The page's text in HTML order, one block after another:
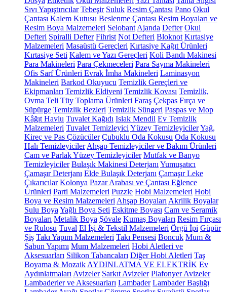
Sıvı Yapıştırıcılar Tebeşir Suluk Resim Çantası Pano Okul
Çantası Kalem Kutusu Beslenme Çantası Resim Boyaları ve
Resim Boya Malzemeleri Selobant Ajanda Defter Okul
Defteri Spiralli Defter Fihrist Not Defteri Bloknot Kırtasiye
Malzemeleri Masaüstü Gereçleri Kırtasiye Kağıt Ürünleri
Kırtasiye Seti Kalem ve Yazı Gereçleri Koli Bandı Makinesi
Para Makineleri Para Çekmeceleri Para Sayma Makineleri
Ofis Sarf Ürünleri Evrak İmha Makineleri Laminasyon
Makineleri Barkod Okuyucu Temizlik Gereçleri ve
Ekipmanları Temizlik Eldiveni Temizlik Kovası Temizlik,
Ovma Teli Tüy Toplama Ürünleri Faraş Çekpas Fırça ve
Süpürge Temizlik Bezleri Temizlik Süngeri Paspas ve Mop
Kâğıt Havlu Tuvalet Kağıdı Islak Mendil Ev Temizlik
Malzemeleri Tuvalet Temizleyici Yüzey TemizleyicilerYağ,
Kireç ve Pas Çözücüler Çubuklu Oda Kokusu Oda Kokusu
Halı Temizleyiciler Ahşap Temizleyiciler ve Bakım Ürünleri
Cam ve Parlak Yüzey Temizleyiciler Mutfak ve Banyo
Temizleyiciler Bulaşık Makinesi Deterjanı Yumuşatıcı
Çamaşır Deterjanı Elde Bulaşık Deterjanı Çamaşır Leke
Çıkarıcılar Kolonya Pazar Arabası ve Çantası Eğlence
Ürünleri Parti Malzemeleri Puzzle Hobi Malzemeleri Hobi
Boya ve Resim Malzemeleri Ahşap Boyaları Akrilik Boyalar
Sulu Boya Yağlı Boya Seti Eskitme Boyası Cam ve Seramik
Boyaları Metalik Boya Şövale Kumaş Boyaları Resim Fırçası
ve Rulosu Tuval El İşi & Tekstil Malzemeleri Örgü İpi Güpür
Şiş Takı Yapım Malzemeleri Takı Pensesi Boncuk Mum &
Sabun Yapımı Mum Malzemeleri Hobi Aletleri ve
Aksesuarları Silikon Tabancaları Diğer Hobi Aletleri Taş
Boyama & Mozaik AYDINLATMA VE ELEKTRİK Ev
Aydınlatmaları Avizeler Sarkıt Avizeler Plafonyer Avizeler
Lambaderler ve Aksesuarları Lambader Lambader Başlığı